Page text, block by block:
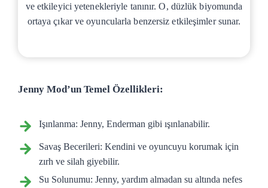
ve etkileyici yetenekleriyle tanınır. O, düzlük biyomunda
ortaya çıkar ve oyuncularla benzersiz etkileşimler sunar.
Jenny Mod’un Temel Özellikleri:
Işınlanma: Jenny, Enderman gibi ışınlanabilir.
Savaş Becerileri: Kendini ve oyuncuyu korumak için
zırh ve silah giyebilir.
Su Solunumu: Jenny, yardım almadan su altında nefes